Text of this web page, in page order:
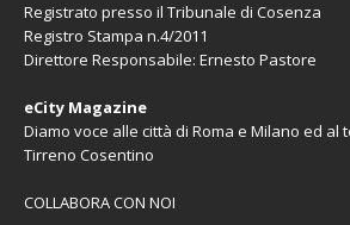
Registrato presso il Tribunale di Cosenza
Registro Stampa n.4/2011
Direttore Responsabile: Ernesto Pastore
eCity Magazine
Diamo voce alle città di Roma e Milano ed al
Tirreno Cosentino
COLLABORA CON NOI